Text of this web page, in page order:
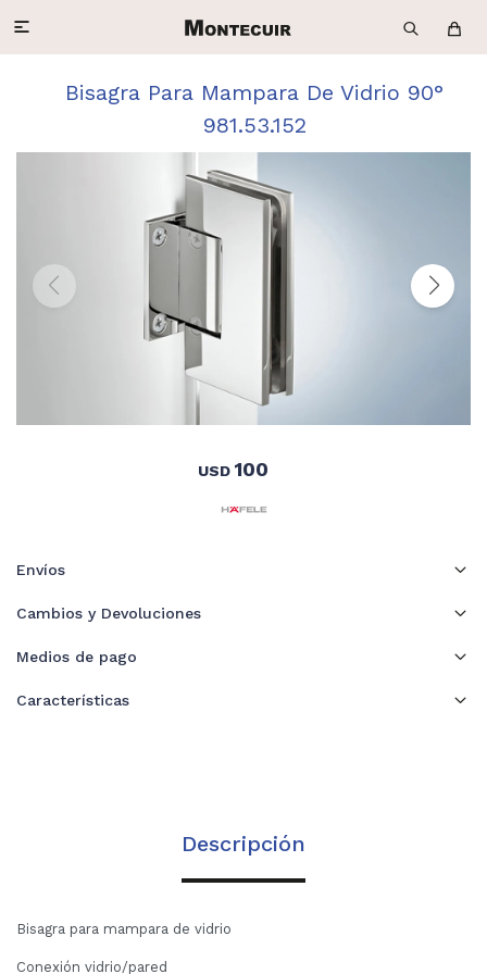

Bisagra Para Mampara De Vidrio 90°
981.53.152
USD 100
Envíos
Cambios y Devoluciones
Medios de pago
Características
Descripción
Bisagra para mampara de vidrio
Conexión vidrio/pared